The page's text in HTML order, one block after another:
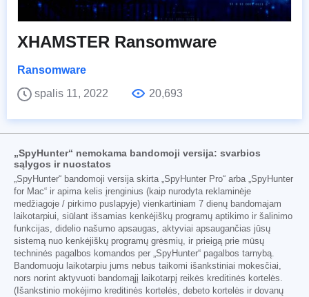
XHAMSTER Ransomware
Ransomware
spalis 11, 2022
20,693
„SpyHunter“ nemokama bandomoji versija: svarbios
sąlygos ir nuostatos
„SpyHunter“ bandomoji versija skirta „SpyHunter Pro“ arba „SpyHunter
for Mac“ ir apima kelis įrenginius (kaip nurodyta reklaminėje
medžiagoje / pirkimo puslapyje) vienkartiniam 7 dienų bandomajam
laikotarpiui, siūlant išsamias kenkėjiškų programų aptikimo ir šalinimo
funkcijas, didelio našumo apsaugas, aktyviai apsaugančias jūsų
sistemą nuo kenkėjiškų programų grėsmių, ir prieigą prie mūsų
techninės pagalbos komandos per „SpyHunter“ pagalbos tarnybą.
Bandomuoju laikotarpiu jums nebus taikomi išankstiniai mokesčiai,
nors norint aktyvuoti bandomąjį laikotarpį reikės kreditinės kortelės.
(Išankstinio mokėjimo kreditinės kortelės, debeto kortelės ir dovanų